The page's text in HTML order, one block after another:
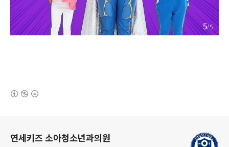
연세키즈 소아청소년과의원